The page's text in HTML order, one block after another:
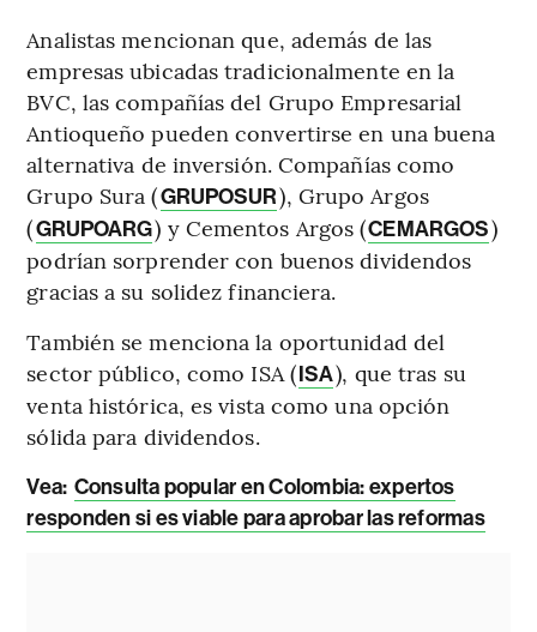
Analistas mencionan que, además de las
empresas ubicadas tradicionalmente en la
BVC, las compañías del Grupo Empresarial
Antioqueño pueden convertirse en una buena
alternativa de inversión. Compañías como
Grupo Sura (GRUPOSUR), Grupo Argos
(GRUPOARG) y Cementos Argos (CEMARGOS)
podrían sorprender con buenos dividendos
gracias a su solidez financiera.
También se menciona la oportunidad del
sector público, como ISA (ISA), que tras su
venta histórica, es vista como una opción
sólida para dividendos.
Vea: Consulta popular en Colombia: expertos
responden si es viable para aprobar las reformas